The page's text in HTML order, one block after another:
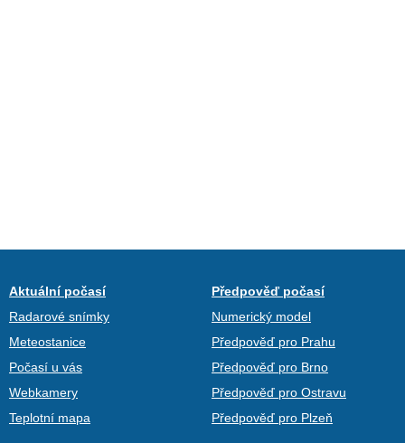
Aktuální počasí
Radarové snímky
Meteostanice
Počasí u vás
Webkamery
Teplotní mapa
Předpověď počasí
Numerický model
Předpověď pro Prahu
Předpověď pro Brno
Předpověď pro Ostravu
Předpověď pro Plzeň